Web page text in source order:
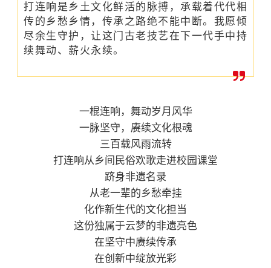
打连响是乡土文化鲜活的脉搏，承载着代代相
传的乡愁乡情，传承之路绝不能中断。我愿倾
尽余生守护，让这门古老技艺在下一代手中持
续舞动、薪火永续。
一棍连响，舞动岁月风华
一脉坚守，赓续文化根魂
三百载风雨流转
打连响从乡间民俗欢歌走进校园课堂
跻身非遗名录
从老一辈的乡愁牵挂
化作新生代的文化担当
这份独属于云梦的非遗亮色
在坚守中赓续传承
在创新中绽放光彩